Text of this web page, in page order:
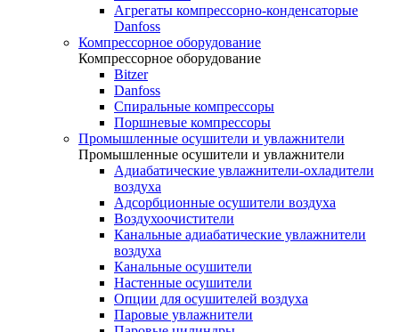
Агрегаты компрессорно-конденсаторые
Danfoss
Компрессорное оборудование
Компрессорное оборудование
Bitzer
Danfoss
Спиральные компрессоры
Поршневые компрессоры
Промышленные осушители и увлажнители
Промышленные осушители и увлажнители
Адиабатические увлажнители-охладители
воздуха
Адсорбционные осушители воздуха
Воздухоочистители
Канальные адиабатические увлажнители
воздуха
Канальные осушители
Настенные осушители
Опции для осушителей воздуха
Паровые увлажнители